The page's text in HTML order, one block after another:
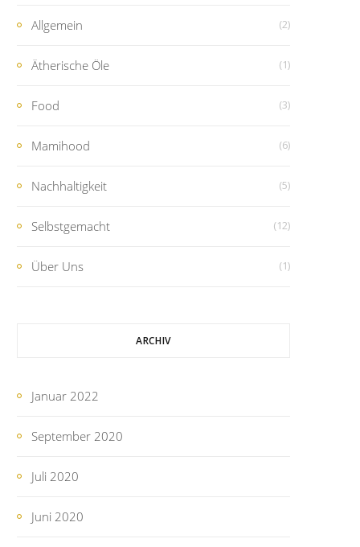
Allgemein (2)
Ätherische Öle (1)
Food (3)
Mamihood (6)
Nachhaltigkeit (5)
Selbstgemacht (12)
Über Uns (1)
ARCHIV
Januar 2022
September 2020
Juli 2020
Juni 2020